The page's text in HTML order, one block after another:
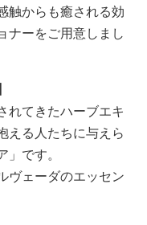
触からも癒される効
ナーをご用意しまし
れてきたハーブエキ
える人たちに与えら
です。
ヴェーダのエッセン